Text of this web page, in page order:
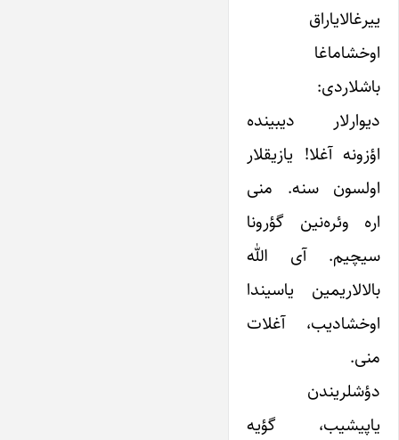
ییرغالایاراق
اوخشاماغا
باشلاردی:
دیوارلار دیبینده
اؤزونه آغلا! یازیقلار
اولسون سنه. منی
اره وئره‌نین گؤرونا
سیچیم. آی الله
بالالاریمین یاسیندا
اوخشادیب، آغلات
منی.
دؤشلریندن
یاپیشیب، گؤیه